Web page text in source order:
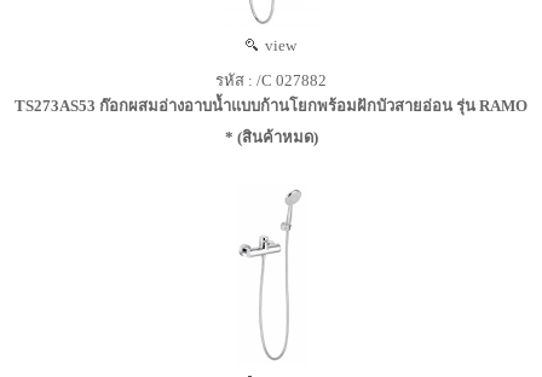
view
รหัส : /C 027882
TS273AS53 ก๊อกผสมอ่างอาบน้ำแบบก้านโยกพร้อมฝักบัวสายอ่อน รุ่น RAMO
* (สินค้าหมด)